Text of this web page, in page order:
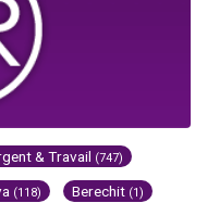
& Travail (747)
(118) Berechit (1)